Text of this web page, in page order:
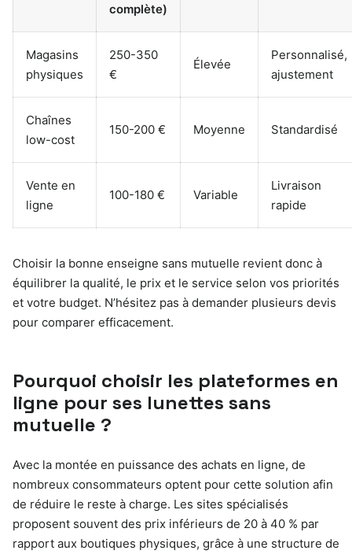
complète)
Magasins
physiques
250-350
€
Élevée
Personnalisé,
ajustement
Chaînes
low-cost
150-200 € Moyenne Standardisé
Vente en
ligne
100-180 € Variable
Livraison
rapide
Choisir la bonne enseigne sans mutuelle revient donc à
équilibrer la qualité, le prix et le service selon vos priorités
et votre budget. N’hésitez pas à demander plusieurs devis
pour comparer efficacement.
Pourquoi choisir les plateformes en
ligne pour ses lunettes sans
mutuelle ?
Avec la montée en puissance des achats en ligne, de
nombreux consommateurs optent pour cette solution afin
de réduire le reste à charge. Les sites spécialisés
proposent souvent des prix inférieurs de 20 à 40 % par
rapport aux boutiques physiques, grâce à une structure de